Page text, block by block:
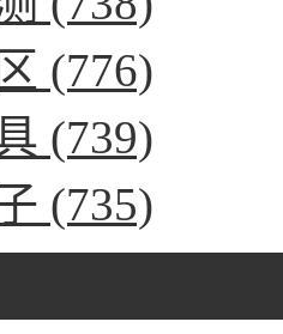
(776)
(739)
(735)